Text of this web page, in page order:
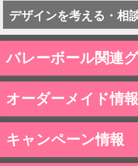
デザインを考える・相
バレーボール関連
オーダーメイド情報
キャンペーン情報